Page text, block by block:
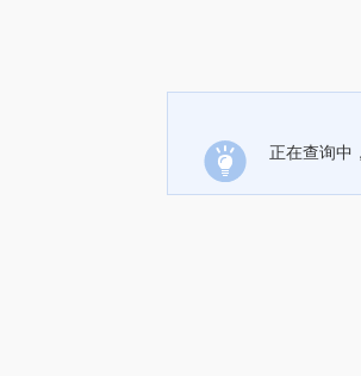
正在查询中